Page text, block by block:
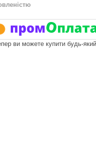
ви можете купити будь-